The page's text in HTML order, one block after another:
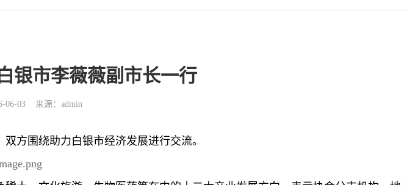
银市李薇薇副市长一行
06-03 来源：admin
方围绕助力白银市经济发展进行交流。